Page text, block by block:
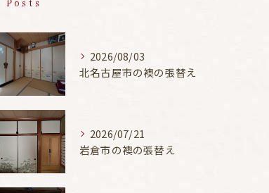
2026/08/03
北名古屋市の襖の張替え
2026/07/21
岩倉市の襖の張替え